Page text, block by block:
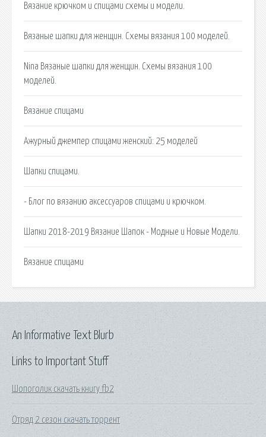
Вязание крючком и спицами схемы и модели.
Вязаные шапки для женщин. Схемы вязания 100 моделей.
Nina Вязаные шапки для женщин. Схемы вязания 100
моделей.
Вязание спицами
Ажурный джемпер спицами женский: 25 моделей
Шапки спицами.
- Блог по вязанию аксессуаров спицами и крючком.
Шапки 2018-2019 Вязание Шапок - Модные и Новые Модели.
Вязание спицами
Links to Important Stuff
Шопоголик скачать книгу fb2
Отряд 2 сезон скачать торрент
An Informative Text Blurb